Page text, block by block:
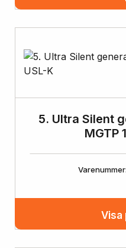
5. Ultra Silent
MGTP
Visa